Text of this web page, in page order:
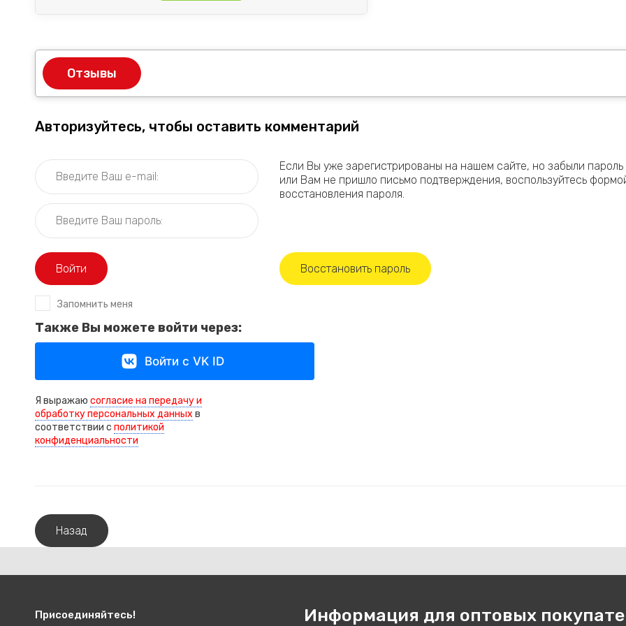
Отзывы
Авторизуйтесь, чтобы оставить комментарий
Запомнить меня
Войти
Если Вы уже зарегистрированы на нашем сайте, но забыли пароль
или Вам не пришло письмо подтверждения, воспользуйтесь
восстановления пароля.
Восстановить пароль
Также Вы можете войти через:
Войти с VK ID
Я выражаю согласие на передачу и
обработку персональных данных в
соответствии с политикой
конфиденциальности
Назад
Присоединяйтесь! Информация для оптовых